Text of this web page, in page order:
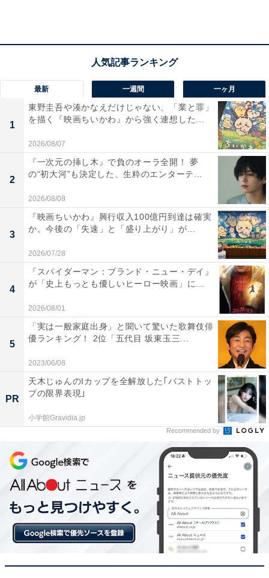
A post shared by サンドウィッチマン＆芦田愛菜の博士ちゃん(
元子役でタレントや俳優として活躍する芦田愛菜さん。
現在は慶應義塾女子高等学校に在籍中で、学業と芸能活
動を両立しています。
2022年には「CM出稿量が多いタレントランキング」で
見事1位に選ばれました
【18歳】鈴木福
最新 一週間 一ヶ月
1
東野圭吾や湊かなえだけじゃない、「業と罪」
を描く『映画ちいかわ』から強く連想した...
2026/08/07
2
『一次元の挿し木』で負のオーラ全開！ 夢
の“初大河”も決定した、生粋のエンターテ...
2026/08/08
3
『映画ちいかわ』興行収入100億円到達は確実
か。今後の「失速」と「盛り上がり」が...
2026/07/28
4
『スパイダーマン：ブランド・ニュー・デイ』
が「史上もっとも優しいヒーロー映画」に...
2026/08/01
5
「実は一般家庭出身」と聞いて驚いた歌舞伎俳
優ランキング！ 2位「五代目 坂東玉三...
2023/06/08
PR
天木じゅんのIカップを全解放した｢バストトッ
プの限界表現｣
小学館Gravidia.jp
Recommended by